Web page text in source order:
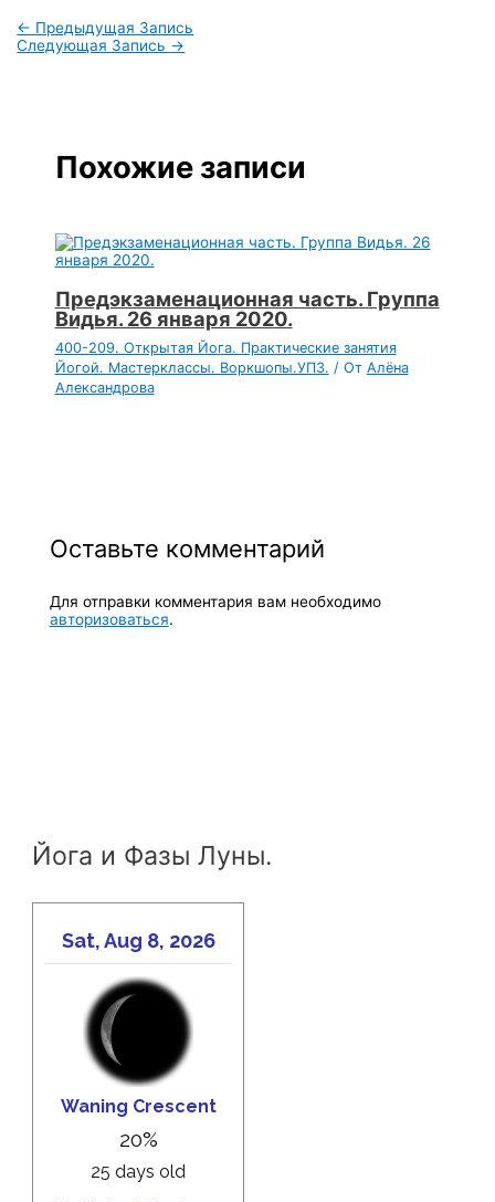
← Предыдущая Запись
Следующая Запись →
Похожие записи
Предэкзаменационная часть. Группа
Видья. 26 января 2020.
400-209. Открытая Йога. Практические занятия
Йогой. Мастерклассы. Воркшопы.УПЗ. / От Алёна
Александрова
Оставьте комментарий
Для отправки комментария вам необходимо
авторизоваться.
Йога и Фазы Луны.